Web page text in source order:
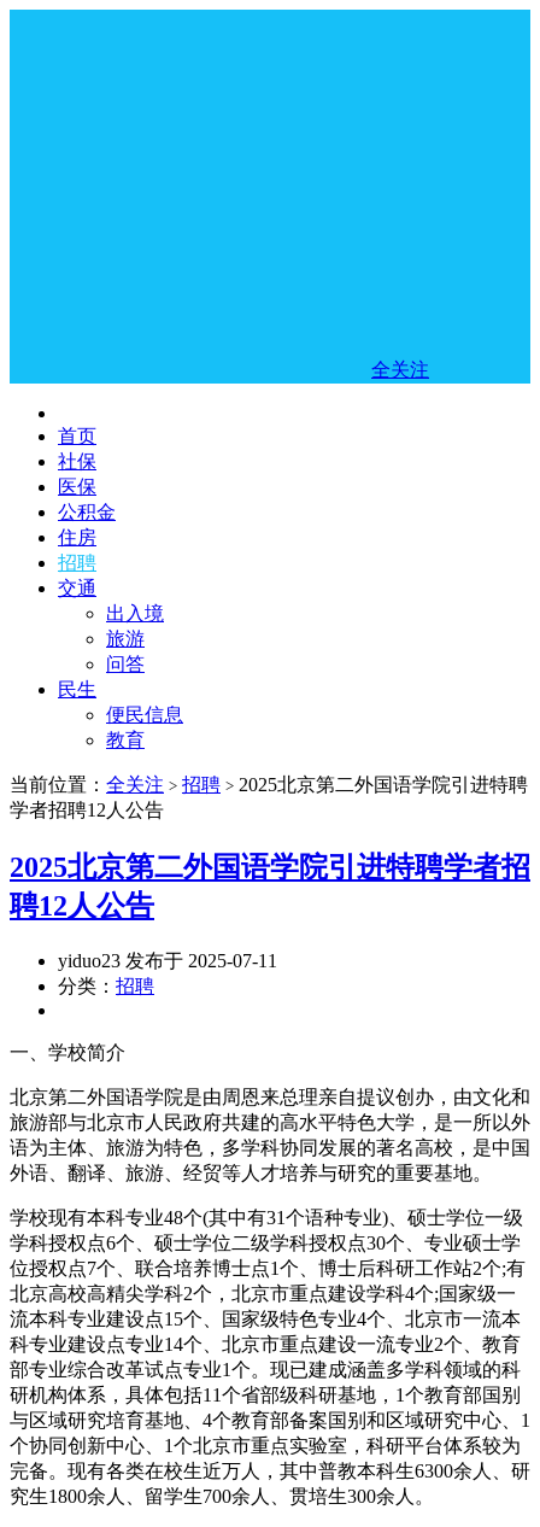
全关注
首页
社保
医保
公积金
住房
招聘
交通
出入境
旅游
问答
民生
便民信息
教育
当前位置： 全关注 > 招聘 > ​2025北京第二外国语学院引进特聘
学者招聘12人公告
​2025北京第二外国语学院引进特聘学者招
聘12人公告
yiduo23 发布于 2025-07-11
分类： 招聘
一、学校简介
北京第二外国语学院是由周恩来总理亲自提议创办，由文化和
旅游部与北京市人民政府共建的高水平特色大学，是一所以外
语为主体、旅游为特色，多学科协同发展的著名高校，是中国
外语、翻译、旅游、经贸等人才培养与研究的重要基地。
学校现有本科专业48个(其中有31个语种专业)、硕士学位一级
学科授权点6个、硕士学位二级学科授权点30个、专业硕士学
位授权点7个、联合培养博士点1个、博士后科研工作站2个;有
北京高校高精尖学科2个，北京市重点建设学科4个;国家级一
流本科专业建设点15个、国家级特色专业4个、北京市一流本
科专业建设点专业14个、北京市重点建设一流专业2个、教育
部专业综合改革试点专业1个。现已建成涵盖多学科领域的科
研机构体系，具体包括11个省部级科研基地，1个教育部国别
与区域研究培育基地、4个教育部备案国别和区域研究中心、1
个协同创新中心、1个北京市重点实验室，科研平台体系较为
完备。现有各类在校生近万人，其中普教本科生6300余人、研
究生1800余人、留学生700余人、贯培生300余人。